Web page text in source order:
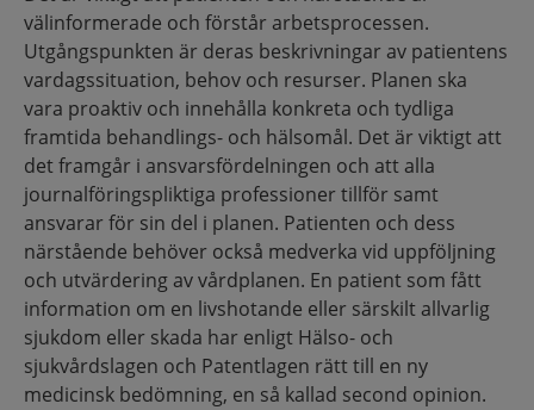
välinformerade och förstår arbetsprocessen.
Utgångspunkten är deras beskrivningar av patientens
vardagssituation, behov och resurser. Planen ska
vara proaktiv och innehålla konkreta och tydliga
framtida behandlings- och hälsomål. Det är viktigt att
det framgår i ansvarsfördelningen och att alla
journalföringspliktiga professioner tillför samt
ansvarar för sin del i planen. Patienten och dess
närstående behöver också medverka vid uppföljning
och utvärdering av vårdplanen. En patient som fått
information om en livshotande eller särskilt allvarlig
sjukdom eller skada har enligt Hälso- och
sjukvårdslagen och Patentlagen rätt till en ny
medicinsk bedömning, en så kallad second opinion.